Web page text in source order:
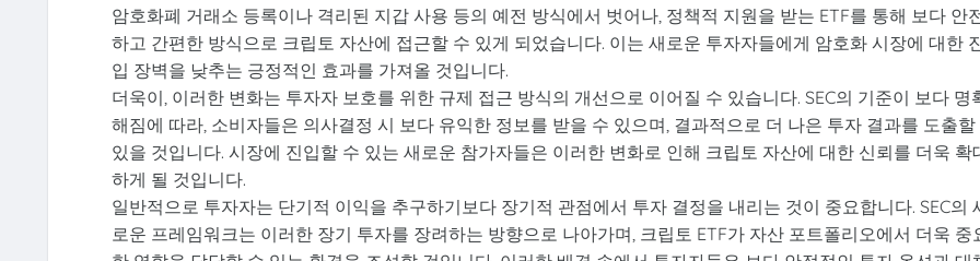
암호화폐 거래소 등록이나 격리된 지갑 사용 등의 예전 방식에서 벗어나, 정책적 지원을 받는 ETF를 통해 보다 안
하고 간편한 방식으로 크립토 자산에 접근할 수 있게 되었습니다. 이는 새로운 투자자들에게 암호화 시장에 대한
입 장벽을 낮추는 긍정적인 효과를 가져올 것입니다.
더욱이, 이러한 변화는 투자자 보호를 위한 규제 접근 방식의 개선으로 이어질 수 있습니다. SEC의 기준이 보다 명
해짐에 따라, 소비자들은 의사결정 시 보다 유익한 정보를 받을 수 있으며, 결과적으로 더 나은 투자 결과를 도출할
있을 것입니다. 시장에 진입할 수 있는 새로운 참가자들은 이러한 변화로 인해 크립토 자산에 대한 신뢰를 더욱 확
하게 될 것입니다.
일반적으로 투자자는 단기적 이익을 추구하기보다 장기적 관점에서 투자 결정을 내리는 것이 중요합니다. SEC의
로운 프레임워크는 이러한 장기 투자를 장려하는 방향으로 나아가며, 크립토 ETF가 자산 포트폴리오에서 더욱 중